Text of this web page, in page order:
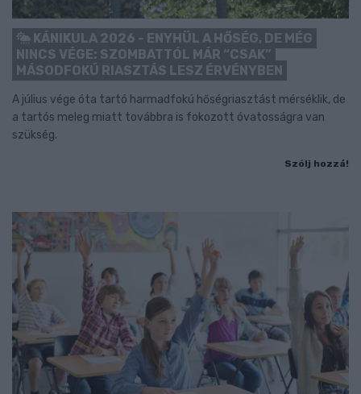
KÁNIKULA 2026 - ENYHÜL A HŐSÉG, DE MÉG
NINCS VÉGE: SZOMBATTÓL MÁR “CSAK”
MÁSODFOKÚ RIASZTÁS LESZ ÉRVÉNYBEN
A július vége óta tartó harmadfokú hőségriasztást mérséklik, de
a tartós meleg miatt továbbra is fokozott óvatosságra van
szükség.
Szólj hozzá!